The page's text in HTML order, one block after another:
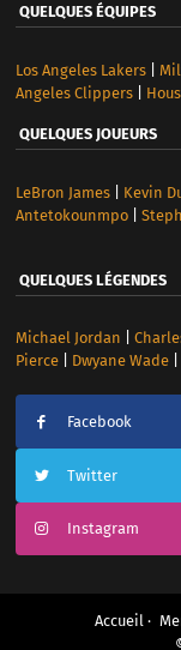
QUELQUES ÉQUIPES
Los Angeles Lakers|
Angeles Clippers|
QUELQUES JOUEURS
LeBron James| Kevin
Antetokounmpo|
QUELQUES LÉGENDES
Michael Jordan
Pierce| Dwyane Wade|
Facebook
Twitter
Instagram
Accueil